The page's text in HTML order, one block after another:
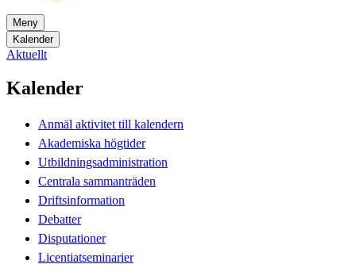
Meny
Kalender
Aktuellt
Kalender
Anmäl aktivitet till kalendern
Akademiska högtider
Utbildningsadministration
Centrala sammanträden
Driftsinformation
Debatter
Disputationer
Licentiatseminarier